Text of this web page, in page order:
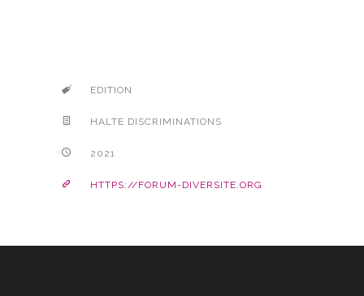
EDITION
HALTE DISCRIMINATIONS
2021
HTTPS://FORUM-DIVERSITE.ORG